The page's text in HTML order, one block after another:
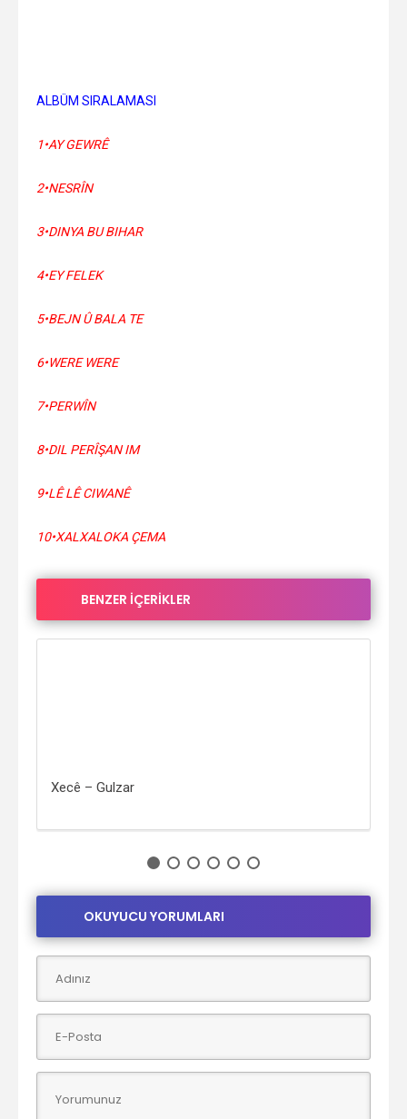
ALBÜM SIRALAMASI
1•AY GEWRÊ
2•NESRÎN
3•DINYA BU BIHAR
4•EY FELEK
5•BEJN Û BALA TE
6•WERE WERE
7•PERWÎN
8•DIL PERÎŞAN IM
9•LÊ LÊ CIWANÊ
10•XALXALOKA ÇEMA
BENZER İÇERİKLER
Xecê – Gulzar
OKUYUCU YORUMLARI